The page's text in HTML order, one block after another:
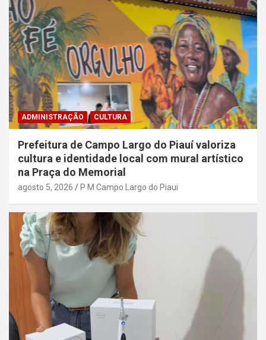
ADMINISTRAÇÃO CULTURA
Prefeitura de Campo Largo do Piauí valoriza
cultura e identidade local com mural artístico
na Praça do Memorial
agosto 5, 2026 P M Campo Largo do Piaui